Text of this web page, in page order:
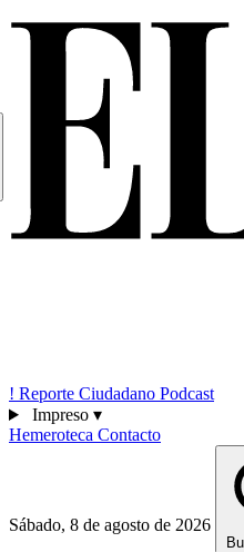
! Reporte Ciudadano Podcast
Impreso ▾
Hemeroteca Contacto
Sábado, 8 de agosto de 2026